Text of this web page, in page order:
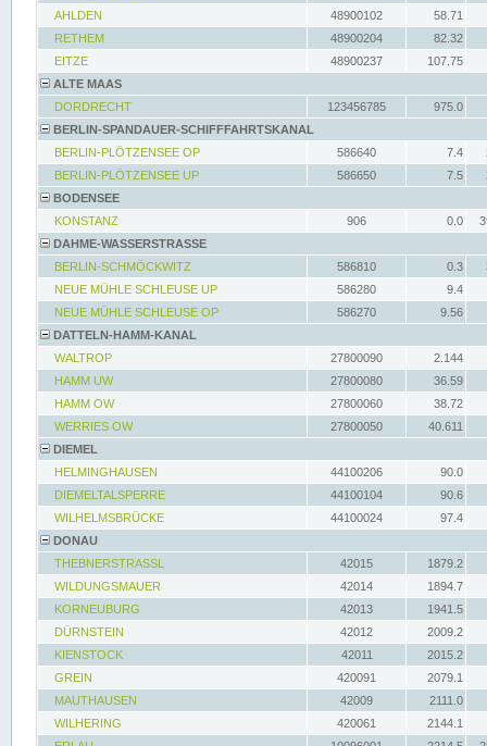
AHLDEN
48900102
58.71
RETHEM
48900204
82.32
EITZE
48900237
107.75
ALTE MAAS
DORDRECHT
123456785
975.0
BERLIN-SPANDAUER-SCHIFFFAHRTSKANAL
BERLIN-PLÖTZENSEE OP
586640 7.4
BERLIN-PLÖTZENSEE UP
586650 7.5
BODENSEE
KONSTANZ
906 0.0
DAHME-WASSERSTRASSE
BERLIN-SCHMÖCKWITZ
586810 0.3
NEUE MÜHLE SCHLEUSE UP
586280
9.4
NEUE MÜHLE SCHLEUSE OP
586270
9.56
DATTELN-HAMM-KANAL
WALTROP
27800090
2.144
HAMM UW
27800080
36.59
HAMM OW
27800060
38.72
WERRIES OW
27800050
40.611
DIEMEL
HELMINGHAUSEN
44100206
90.0
DIEMELTALSPERRE
44100104
90.6
WILHELMSBRÜCKE
44100024
97.4
DONAU
THEBNERSTRASSL
42015
1879.2
WILDUNGSMAUER
42014
1894.7
KORNEUBURG
42013
1941.5
DÜRNSTEIN
42012
2009.2
KIENSTOCK
42011
2015.2
GREIN
420091
2079.1
MAUTHAUSEN
42009
2111.0
WILHERING
420061
2144.1